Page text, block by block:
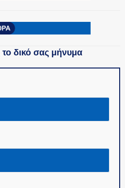
το δικό σας μήνυμα